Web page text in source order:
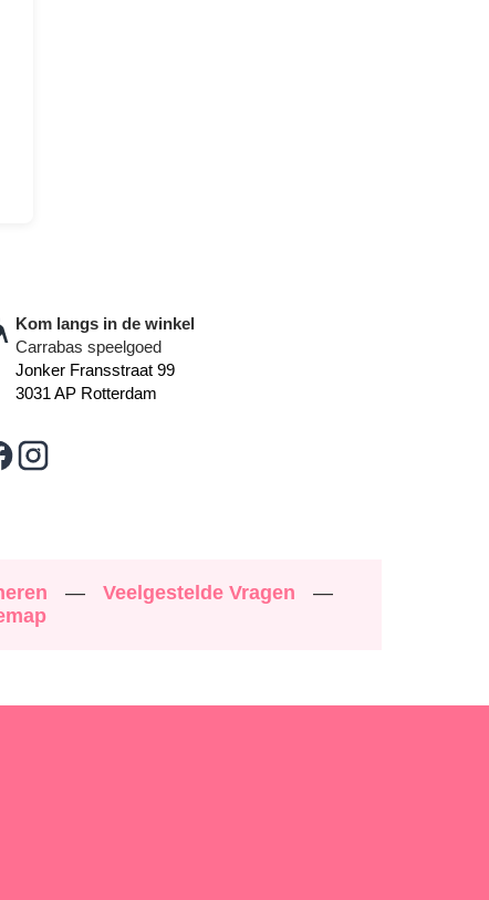
Kom langs in de winkel
Carrabas speelgoed
Jonker Fransstraat 99
3031 AP Rotterdam
— Veelgestelde Vragen
—